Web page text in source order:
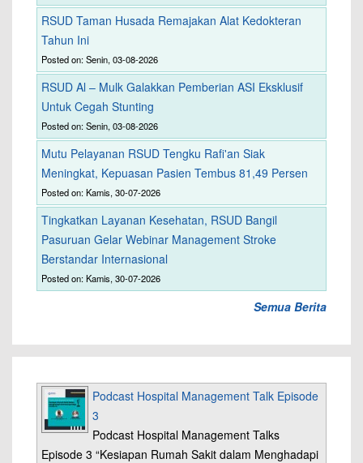
RSUD Taman Husada Remajakan Alat Kedokteran
Tahun Ini
Posted on: Senin, 03-08-2026
RSUD Al – Mulk Galakkan Pemberian ASI Eksklusif
Untuk Cegah Stunting
Posted on: Senin, 03-08-2026
Mutu Pelayanan RSUD Tengku Rafi'an Siak
Meningkat, Kepuasan Pasien Tembus 81,49 Persen
Posted on: Kamis, 30-07-2026
Tingkatkan Layanan Kesehatan, RSUD Bangil
Pasuruan Gelar Webinar Management Stroke
Berstandar Internasional
Posted on: Kamis, 30-07-2026
Semua Berita
Podcast Hospital Management Talk Episode
3
Podcast Hospital Management Talks
Episode 3 “Kesiapan Rumah Sakit dalam Menghadapi